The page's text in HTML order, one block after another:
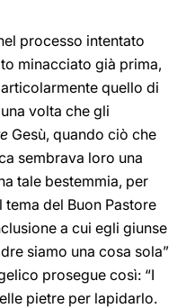
processo intentato
minacciato già prima,
quello di
volta che gli
Gesù, quando ciò che
sembrava loro una
tale bestemmia, per
del Buon Pastore
a cui egli giunse
siamo una cosa sola”
prosegue così: “I
pietre per lapidarlo.